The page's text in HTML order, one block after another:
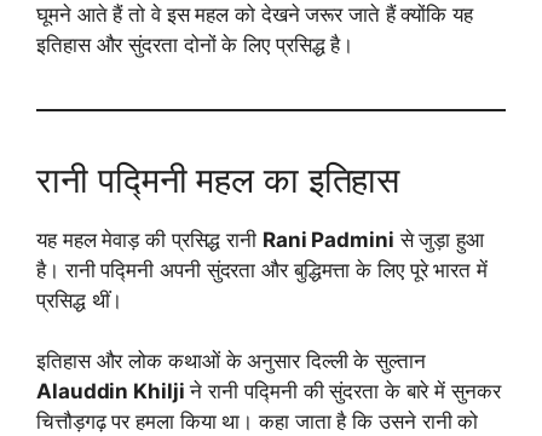
घूमने आते हैं तो वे इस महल को देखने जरूर जाते हैं क्योंकि यह
इतिहास और सुंदरता दोनों के लिए प्रसिद्ध है।
रानी पद्मिनी महल का इतिहास
यह महल मेवाड़ की प्रसिद्ध रानी Rani Padmini से जुड़ा हुआ
है। रानी पद्मिनी अपनी सुंदरता और बुद्धिमत्ता के लिए पूरे भारत में
प्रसिद्ध थीं।
इतिहास और लोक कथाओं के अनुसार दिल्ली के सुल्तान
Alauddin Khilji ने रानी पद्मिनी की सुंदरता के बारे में सुनकर
चित्तौड़गढ़ पर हमला किया था। कहा जाता है कि उसने रानी को